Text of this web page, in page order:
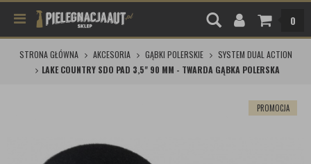
0
STRONA GŁÓWNA AKCESORIA GĄBKI POLERSKIE
SYSTEM DUAL ACTION
LAKE COUNTRY SDO PAD 3,5" 90 MM - TWARDA GĄBKA POLERSKA
PROMOCJA